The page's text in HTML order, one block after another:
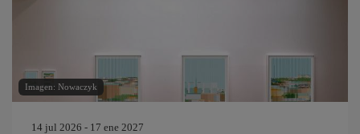
Imagen: Nowaczyk
14 jul 2026 - 17 ene 2027